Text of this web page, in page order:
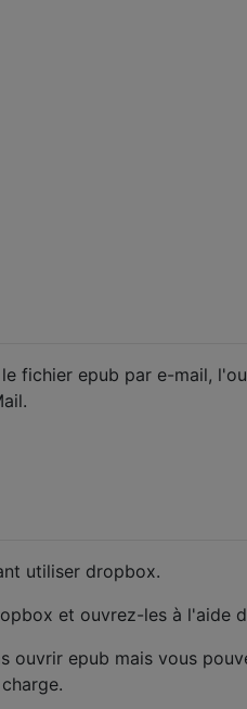
fichier epub par e-mail,
utiliser dropbox.
et ouvrez-les à l'aide
ouvrir epub mais vous